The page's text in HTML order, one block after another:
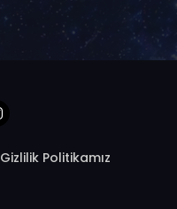
Gizlilik Politikamız